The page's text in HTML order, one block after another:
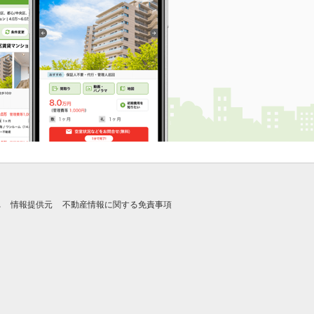
情報提供元 不動産情報に関する免責事項